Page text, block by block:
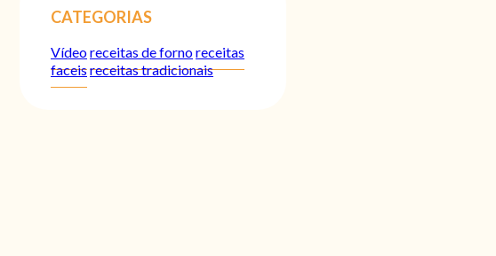
CATEGORIAS
Vídeoreceitas de fornoreceitas
faceisreceitas tradicionais